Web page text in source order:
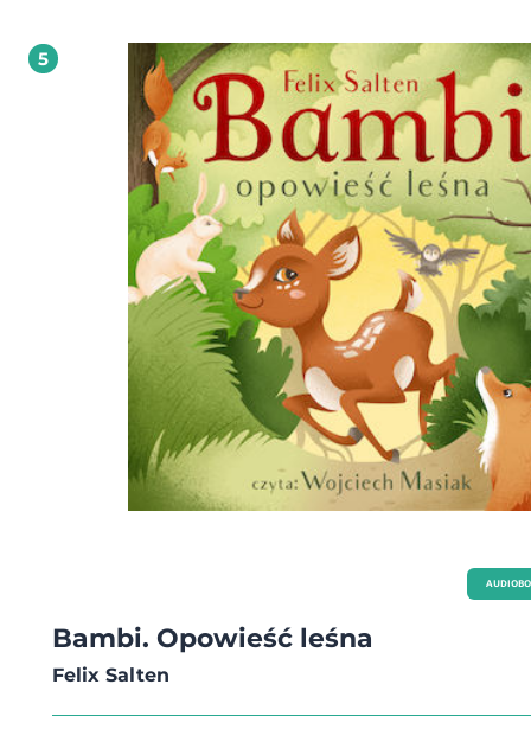
egzekwowania swojego autorytetu jako wierzącej osoby. Andrew, zagłębiając się w
Pismo Święte, ujawnia duchowe znaczenie twoich wyborów, słów, czynów i
one wpływają na twoją zdolność odpierania ataków Szatana i przyjmowania
tego, co najlepsze. Odkryj potężne prawdy stojące za prawdziwym duchowym
autorytetem i zacznij oglądać prawdziwe rezultaty.
5
Bambi. Opowieść leśna
Felix Salten